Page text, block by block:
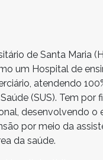
de Santa Maria
um Hospital de
atendendo
(SUS). Tem por
desenvolvendo o
por meio da
da saúde.